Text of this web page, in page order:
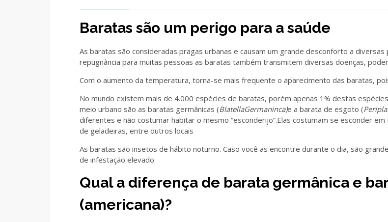
Baratas são um perigo para a saúde
As baratas são consideradas pragas urbanas e causam um grande desconforto a
repugnância para muitas pessoas as baratas também transmitem diversas doenças,
Com o aumento da temperatura, torna-se mais frequente o aparecimento das baratas,
No mundo existem mais de 4.000 espécies de baratas, porém apenas 1% destas
meio urbano são as baratas germânicas (BlatellaGermaninca)e a barata de esgoto (
diferentes e não costumar habitar o mesmo “esconderijo”.Elas costumam se esconder
de geladeiras, entre outros locais
As baratas são insetos de hábito noturno. Caso você as encontre durante o dia, são
de infestação elevado.
Qual a diferença de barata germânica e
(americana)?